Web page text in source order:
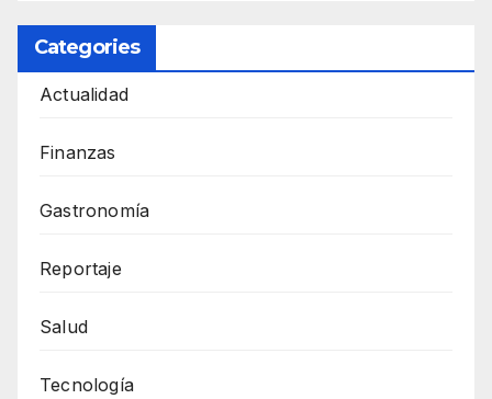
Categories
Actualidad
Finanzas
Gastronomía
Reportaje
Salud
Tecnología